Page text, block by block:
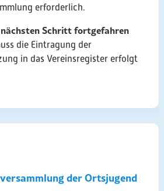
erforderlich.
Schritt fortgefahren
die Eintragung der
in das Vereinsregister erfolgt
der Ortsjugend